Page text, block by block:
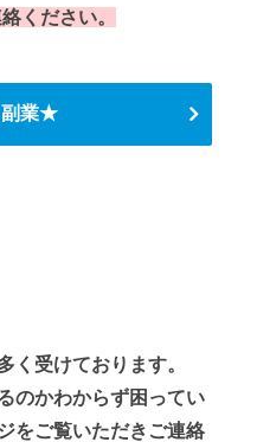
ください。
業★
く受けております。
のかわからず困ってい
をご覧いただきご連絡